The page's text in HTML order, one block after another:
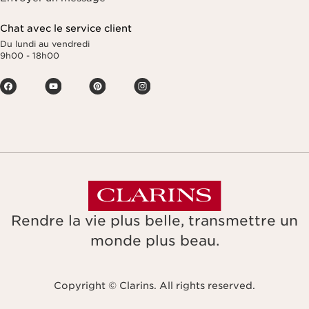
Chat avec le service client
Du lundi au vendredi
9h00 - 18h00
Rendre la vie plus belle, transmettre un
monde plus beau.
Copyright © Clarins. All rights reserved.